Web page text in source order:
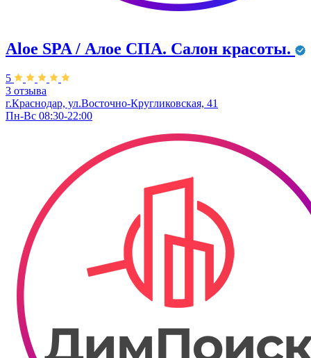
Aloe SPA / Алое СПА. Салон красоты.
5
3 отзыва
г.Краснодар, ул.Восточно-Кругликовская, 41
Пн-Вс 08:30-22:00